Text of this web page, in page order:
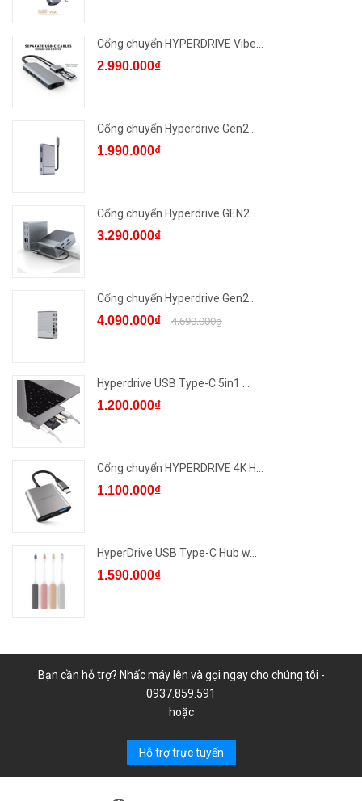
Cổng chuyển HYPERDRIVE Vibe...
2.990.000₫
Cổng chuyển Hyperdrive Gen2...
1.990.000₫
Cổng chuyển Hyperdrive GEN2...
3.290.000₫
Cổng chuyển Hyperdrive Gen2...
4.090.000₫ 4.690.000₫
Hyperdrive USB Type-C 5in1 ...
1.200.000₫
Cổng chuyển HYPERDRIVE 4K H...
1.100.000₫
HyperDrive USB Type-C Hub w...
1.590.000₫
Bạn cần hỗ trợ? Nhấc máy lên và gọi ngay cho chúng tôi -
0937.859.591
hoặc
Hỗ trợ trực tuyến